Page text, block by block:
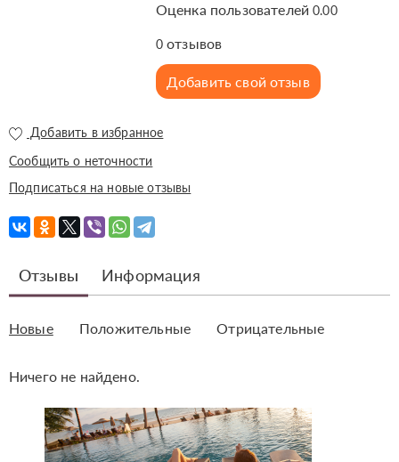
Оценка пользователей0.00
0отзывов
Добавить свой отзыв
Добавить в избранное
Сообщить о неточности
Подписаться на новые отзывы
Отзывы Информация
Новые Положительные Отрицательные
Ничего не найдено.